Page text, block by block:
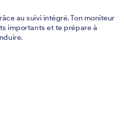
au suivi intégré. Ton moniteur
importants et te prépare à